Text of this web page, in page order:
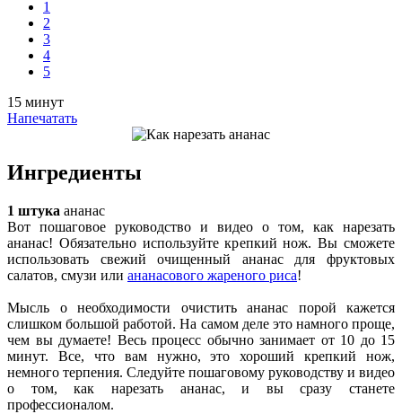
1
2
3
4
5
15 минут
Напечатать
Ингредиенты
1 штука ананас
Вот пошаговое руководство и видео о том, как нарезать
ананас! Обязательно используйте крепкий нож. Вы сможете
использовать свежий очищенный ананас для фруктовых
салатов, смузи или ананасового жареного риса!
Мысль о необходимости очистить ананас порой кажется
слишком большой работой. На самом деле это намного проще,
чем вы думаете! Весь процесс обычно занимает от 10 до 15
минут. Все, что вам нужно, это хороший крепкий нож,
немного терпения. Следуйте пошаговому руководству и видео
о том, как нарезать ананас, и вы сразу станете
профессионалом.